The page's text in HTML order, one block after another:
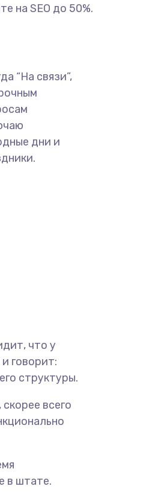
на SEO до 50%.
“На связи”,
дни и
что у
говорит:
структуры.
всего
в штате.